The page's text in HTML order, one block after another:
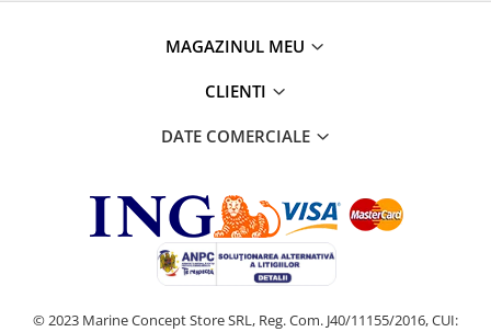
MAGAZINUL MEU
CLIENTI
DATE COMERCIALE
© 2023 Marine Concept Store SRL, Reg. Com. J40/11155/2016, CUI: